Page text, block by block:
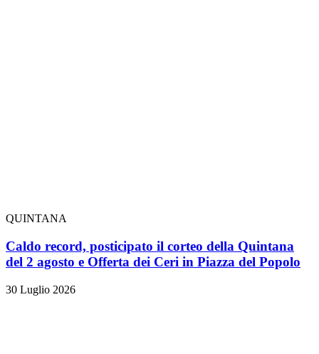
QUINTANA
Caldo record, posticipato il corteo della Quintana
del 2 agosto e Offerta dei Ceri in Piazza del Popolo
30 Luglio 2026